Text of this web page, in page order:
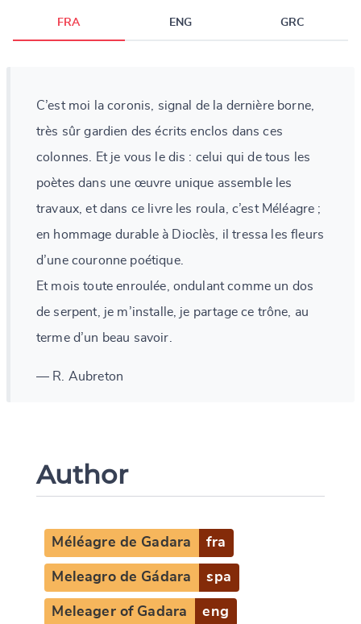
FRA ENG GRC
C’est moi la coronis, signal de la dernière borne,
très sûr gardien des écrits enclos dans ces
colonnes. Et je vous le dis : celui qui de tous les
poètes dans une œuvre unique assemble les
travaux, et dans ce livre les roula, c’est Méléagre ;
en hommage durable à Dioclès, il tressa les fleurs
d’une couronne poétique.
Et mois toute enroulée, ondulant comme un dos
de serpent, je m’installe, je partage ce trône, au
terme d’un beau savoir.
— R. Aubreton
Author
Méléagre de Gadara fra
Meleagro de Gádara spa
Meleager of Gadara eng